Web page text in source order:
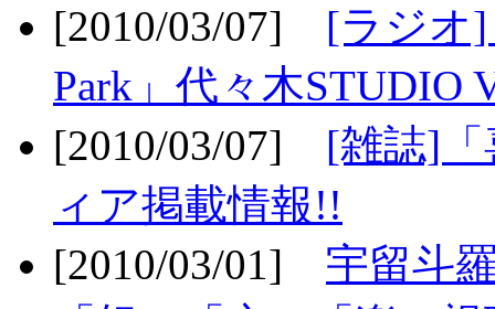
[2010/03/07] [ラジオ]
Park」代々木STUDIO
[2010/03/07] [雑誌]「
ィア掲載情報!!
[2010/03/01] 宇留斗